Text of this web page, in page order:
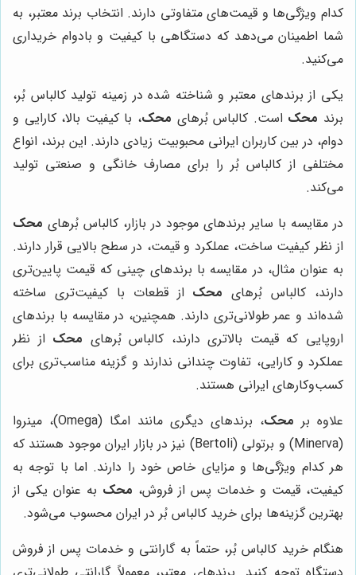
کدام ویژگی‌ها و قیمت‌های متفاوتی دارند. انتخاب برند معتبر، به
شما اطمینان می‌دهد که دستگاهی با کیفیت و بادوام خریداری
می‌کنید.
یکی از برندهای معتبر و شناخته شده در زمینه تولید کالباس بُر،
برند محک است. کالباس بُرهای محک، با کیفیت بالا، کارایی و
دوام، در بین کاربران ایرانی محبوبیت زیادی دارند. این برند، انواع
مختلفی از کالباس بُر را برای مصارف خانگی و صنعتی تولید
می‌کند.
در مقایسه با سایر برندهای موجود در بازار، کالباس بُرهای محک
از نظر کیفیت ساخت، عملکرد و قیمت، در سطح بالایی قرار دارند.
به عنوان مثال، در مقایسه با برندهای چینی که قیمت پایین‌تری
دارند، کالباس بُرهای محک از قطعات با کیفیت‌تری ساخته
شده‌اند و عمر طولانی‌تری دارند. همچنین، در مقایسه با برندهای
اروپایی که قیمت بالاتری دارند، کالباس بُرهای محک از نظر
عملکرد و کارایی، تفاوت چندانی ندارند و گزینه مناسب‌تری برای
کسب‌وکارهای ایرانی هستند.
علاوه بر محک
، برندهای دیگری مانند امگا (Omega)، مینروا
(Minerva) و برتولی (Bertoli) نیز در بازار ایران موجود هستند که
هر کدام ویژگی‌ها و مزایای خاص خود را دارند. اما با توجه به
کیفیت، قیمت و خدمات پس از فروش، محک به عنوان یکی از
بهترین گزینه‌ها برای خرید کالباس بُر در ایران محسوب می‌شود.
هنگام خرید کالباس بُر، حتماً به گارانتی و خدمات پس از فروش